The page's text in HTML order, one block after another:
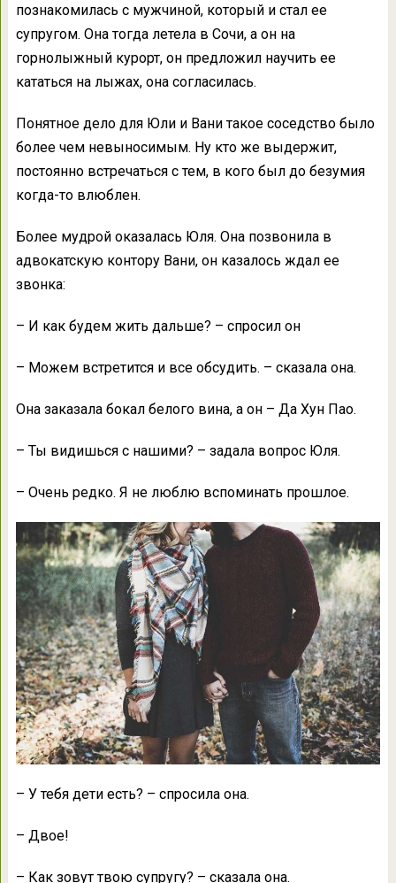
познакомилась с мужчиной, который и стал ее
супругом. Она тогда летела в Сочи, а он на
горнолыжный курорт, он предложил научить ее
кататься на лыжах, она согласилась.
Понятное дело для Юли и Вани такое соседство было
более чем невыносимым. Ну кто же выдержит,
постоянно встречаться с тем, в кого был до безумия
когда-то влюблен.
Более мудрой оказалась Юля. Она позвонила в
адвокатскую контору Вани, он казалось ждал ее
звонка:
– И как будем жить дальше? – спросил он
– Можем встретится и все обсудить. – сказала она.
Она заказала бокал белого вина, а он – Да Хун Пао.
– Ты видишься с нашими? – задала вопрос Юля.
– Очень редко. Я не люблю вспоминать прошлое.
– У тебя дети есть? – спросила она.
– Двое!
– Как зовут твою супругу? – сказала она.